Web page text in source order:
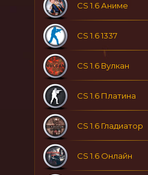
CS 1.6 Аниме
CS 1.6 1337
CS 1.6 Вулкан
CS 1.6 Платина
CS 1.6 Гладиатор
CS 1.6 Онлайн